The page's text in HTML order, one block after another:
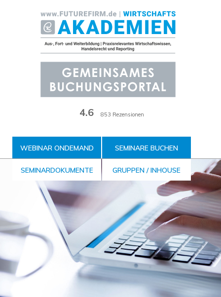
4.6 853 Rezensionen
WEBINAR ONDEMAND
SEMINARDOKUMENTE
SEMINARE BUCHEN
GRUPPEN / INHOUSE